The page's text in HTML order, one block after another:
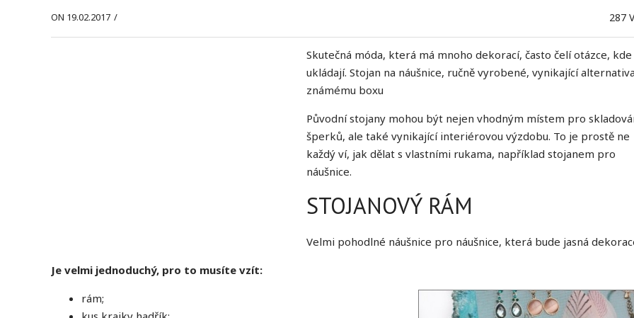
ON 19.02.2017 / 287
Skutečná móda, která má mnoho dekorací, často čelí otázce,
ukládají. Stojan na náušnice, ručně vyrobené, vynikající
známému boxu
Původní stojany mohou být nejen vhodným místem pro
šperků, ale také vynikající interiérovou výzdobu. To je prostě ne
každý ví, jak dělat s vlastními rukama, například stojanem pro
náušnice.
STOJANOVÝ RÁM
Velmi pohodlné náušnice pro náušnice, která bude jasná
Je velmi jednoduchý, pro to musíte vzít:
rám;